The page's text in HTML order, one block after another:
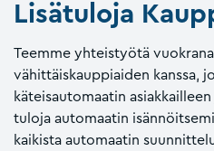
Lisätuloja
Teemme yhteistyötä
vähittäiskauppiaiden kanssa,
käteisautomaatin
tuloja automaatin
kaikista automaatin